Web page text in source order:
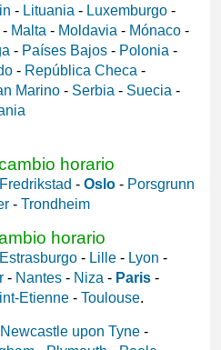
- Lituania - Luxemburgo -
- Malta - Moldavia - Mónaco -
- Países Bajos - Polonia -
- República Checa -
Marino - Serbia - Suecia -
horario
Fredrikstad - Oslo - Porsgrunn
- Trondheim
horario
Estrasburgo - Lille - Lyon -
- Nantes - Niza - Paris -
Etienne - Toulouse.
Newcastle upon Tyne -